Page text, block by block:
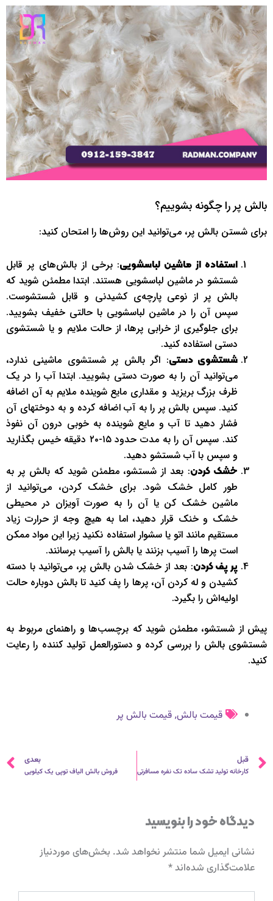
بالش پر را چگونه بشوییم؟
برای شستن بالش پر، می‌توانید این روش‌ها را امتحان کنید:
استفاده از ماشین لباسشویی: برخی از بالش‌های پر قابل
شستشو در ماشین لباسشویی هستند. ابتدا مطمئن شوید که
بالش پر از نوعی پارچه‌ی کشیدنی و قابل شستشوست.
سپس آن را در ماشین لباسشویی با حالتی خفیف بشویید.
برای جلوگیری از خرابی پرها، از حالت ملایم و یا شستشوی
دستی استفاده کنید.
شستشوی دستی: اگر بالش پر شستشوی ماشینی ندارد،
می‌توانید آن را به صورت دستی بشویید. ابتدا آب را در یک
ظرف بزرگ بریزید و مقداری مایع شوینده ملایم به آن اضافه
کنید. سپس بالش پر را به آب اضافه کرده و به دوختهای آن
فشار دهید تا آب و مایع شوینده به خوبی درون آن نفوذ
کند. سپس آن را به مدت حدود ۱۵-۲۰ دقیقه خیس بگذارید
و سپس با آب شستشو دهید.
خشک کردن: بعد از شستشو، مطمئن شوید که بالش پر به
طور کامل خشک شود. برای خشک کردن، می‌توانید از
ماشین خشک کن یا آن را به صورت آویزان در محیطی
خشک و خنک قرار دهید، اما به هیچ وجه از حرارت زیاد
مستقیم مانند اتو یا سشوار استفاده نکنید زیرا این مواد ممکن
است پرها را آسیب بزنند یا بالش را آسیب برسانند.
پر پف کردن: بعد از خشک شدن بالش پر، می‌توانید با دسته
کشیدن و له کردن آن، پرها را پف کنید تا بالش دوباره حالت
اولیه‌اش را بگیرد.
پیش از شستشو، مطمئن شوید که برچسب‌ها و راهنمای مربوط به
شستشوی بالش را بررسی کرده و دستورالعمل تولید کننده را رعایت
کنید.
قیمت بالش, قیمت بالش پر
قبلی
قبل
کارخانه تولید تشک ساده تک نفره مسافرتی
بعدی
فروش بالش الیاف توپی یک کیلویی
دیدگاه‌ خود را بنویسید
نشانی ایمیل شما منتشر نخواهد شد. بخش‌های موردنیاز
علامت‌گذاری شده‌اند*